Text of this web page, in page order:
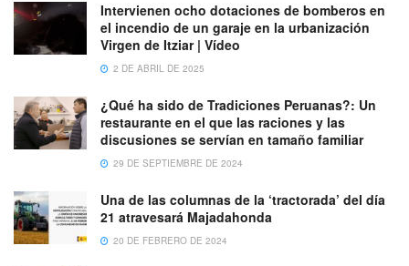
Intervienen ocho dotaciones de bomberos en
el incendio de un garaje en la urbanización
Virgen de Itziar | Vídeo
2 DE ABRIL DE 2025
¿Qué ha sido de Tradiciones Peruanas?: Un
restaurante en el que las raciones y las
discusiones se servían en tamaño familiar
29 DE SEPTIEMBRE DE 2024
Una de las columnas de la ‘tractorada’ del día
21 atravesará Majadahonda
20 DE FEBRERO DE 2024